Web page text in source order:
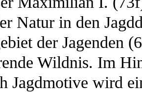
Natur in den
der Jagenden
Wildnis. Im
Jagdmotive wird